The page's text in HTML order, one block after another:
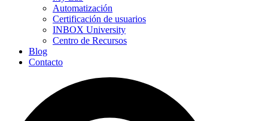
Automatización
Certificación de usuarios
INBOX University
Centro de Recursos
Blog
Contacto